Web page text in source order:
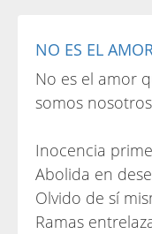
NO ES EL
No es el amor
somos
Inocencia
Abolida en
Olvido de sí
Ramas